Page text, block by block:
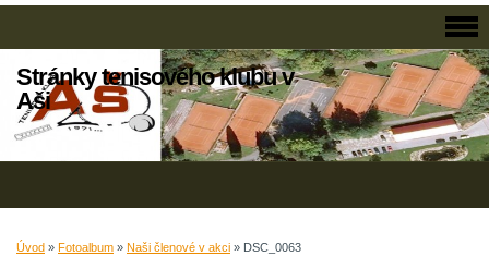
Stránky tenisového klubu v
Aši
Úvod » Fotoalbum » Naši členové v akci » DSC_0063